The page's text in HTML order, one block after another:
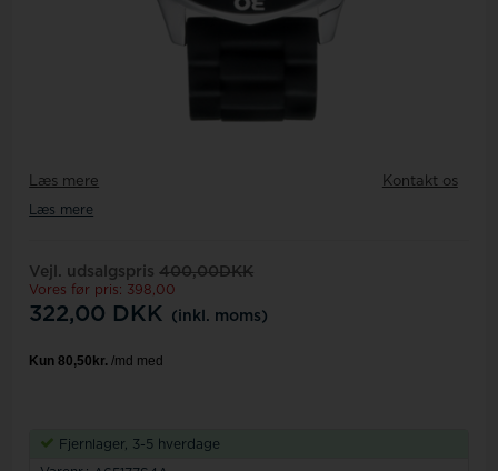
Læs mere Kontakt os
Læs mere
Vejl. udsalgspris 400,00DKK
Vores før pris: 398,00
322,00 DKK (inkl. moms)
Fjernlager, 3-5 hverdage